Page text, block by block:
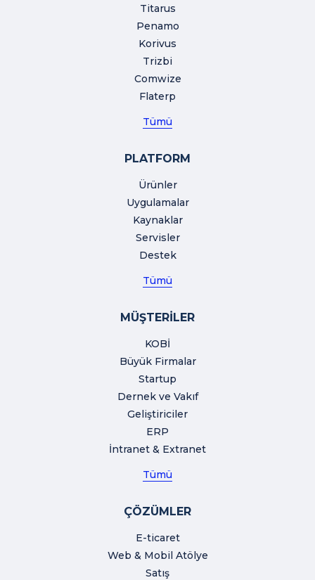
Titarus
Penamo
Korivus
Trizbi
Comwize
Flaterp
Tümü
PLATFORM
Ürünler
Uygulamalar
Kaynaklar
Servisler
Destek
Tümü
MÜŞTERİLER
KOBİ
Büyük Firmalar
Startup
Dernek ve Vakıf
Geliştiriciler
ERP
İntranet & Extranet
Tümü
ÇÖZÜMLER
E-ticaret
Web & Mobil Atölye
Satış